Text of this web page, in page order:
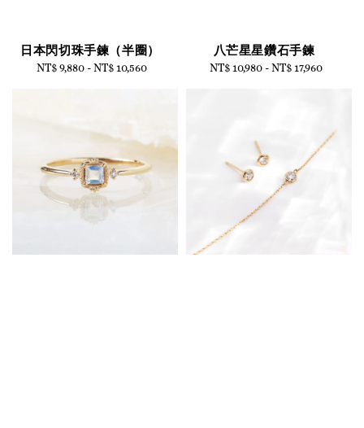
日本閃切珠手鍊（半圈）
Regular
NT$ 9,880 -NT$ 10,560
八芒星星鑽石手鍊
Regular
NT$ 10,980-NT$ 17,960